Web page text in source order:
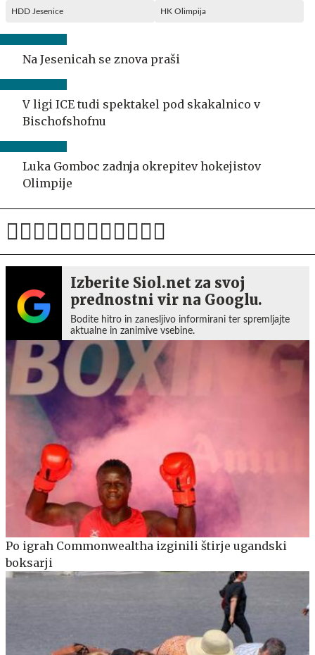
HDD Jesenice HK Olimpija
Na Jesenicah se znova praši
V ligi ICE tudi spektakel pod skakalnico v
Bischofshofnu
Luka Gomboc zadnja okrepitev hokejistov
Olimpije
Izberite Siol.net za svoj
prednostni vir na Googlu.
Bodite hitro in zanesljivo informirani ter spremljajte
aktualne in zanimive vsebine.
Po igrah Commonwealtha izginili štirje ugandski
boksarji